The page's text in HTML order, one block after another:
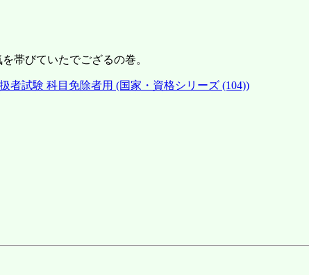
帯びていたでござるの巻。
者試験 科目免除者用 (国家・資格シリーズ (104))